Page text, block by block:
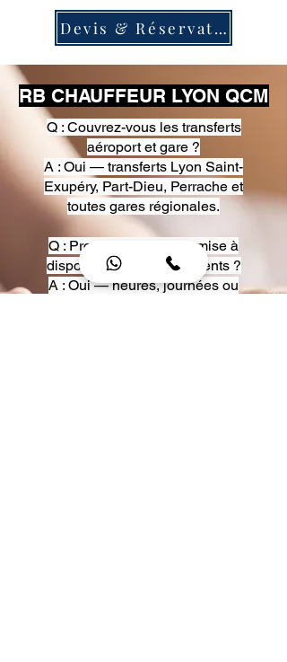
Devis & Réservation
RB CHAUFFEUR LYON QCM
Q : Couvrez-vous les transferts
aéroport et gare ?
A : Oui — transferts Lyon Saint-
Exupéry, Part-Dieu, Perrache et
toutes gares régionales.
Q : Proposez-vous une mise à
disposition pour événements ?
A : Oui — heures, journées ou